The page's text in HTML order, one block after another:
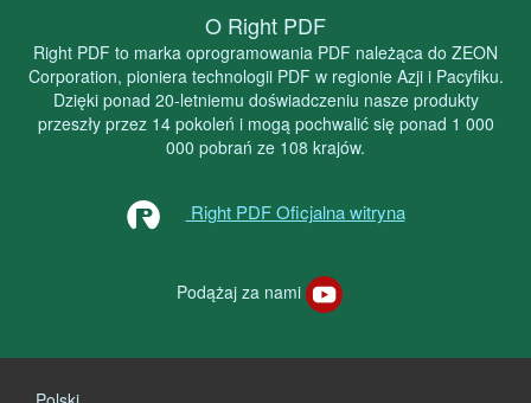
O Right PDF
Right PDF to marka oprogramowania PDF należąca do ZEON
Corporation, pioniera technologii PDF w regionie Azji i Pacyfiku.
Dzięki ponad 20-letniemu doświadczeniu nasze produkty
przeszły przez 14 pokoleń i mogą pochwalić się ponad 1 000
000 pobrań ze 108 krajów.
Right PDF Oficjalna witryna
Podążaj za nami